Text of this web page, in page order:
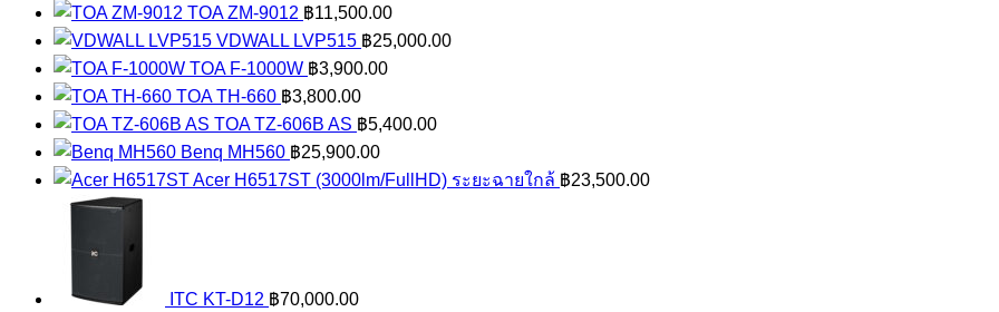
TOA ZM-9012 ฿11,500.00
VDWALL LVP515 ฿25,000.00
TOA F-1000W ฿3,900.00
TOA TH-660 ฿3,800.00
TOA TZ-606B AS ฿5,400.00
Benq MH560 ฿25,900.00
Acer H6517ST (3000lm/FullHD) ระยะฉายใกล้ ฿23,500.00
ITC KT-D12 ฿70,000.00